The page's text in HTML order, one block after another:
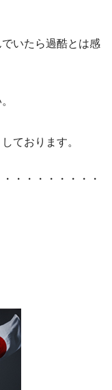
いたら過酷とは感
。
ております。
・・・・・・・・